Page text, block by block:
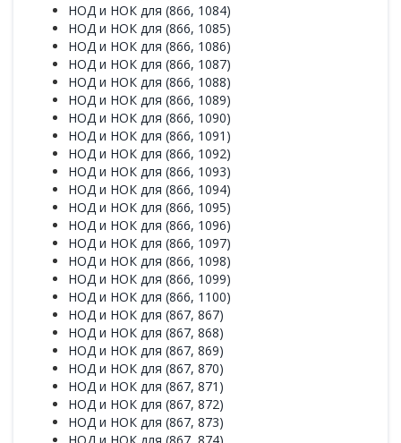
НОД и НОК для (866, 1084)
НОД и НОК для (866, 1085)
НОД и НОК для (866, 1086)
НОД и НОК для (866, 1087)
НОД и НОК для (866, 1088)
НОД и НОК для (866, 1089)
НОД и НОК для (866, 1090)
НОД и НОК для (866, 1091)
НОД и НОК для (866, 1092)
НОД и НОК для (866, 1093)
НОД и НОК для (866, 1094)
НОД и НОК для (866, 1095)
НОД и НОК для (866, 1096)
НОД и НОК для (866, 1097)
НОД и НОК для (866, 1098)
НОД и НОК для (866, 1099)
НОД и НОК для (866, 1100)
НОД и НОК для (867, 867)
НОД и НОК для (867, 868)
НОД и НОК для (867, 869)
НОД и НОК для (867, 870)
НОД и НОК для (867, 871)
НОД и НОК для (867, 872)
НОД и НОК для (867, 873)